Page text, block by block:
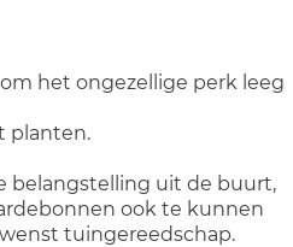
het ongezellige perk leeg
planten.
belangstelling uit de buurt,
ook te kunnen
tuingereedschap.